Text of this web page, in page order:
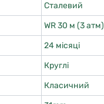
Сталевий
WR 30 м (3 атм)
24 місяці
Круглі
Класичний